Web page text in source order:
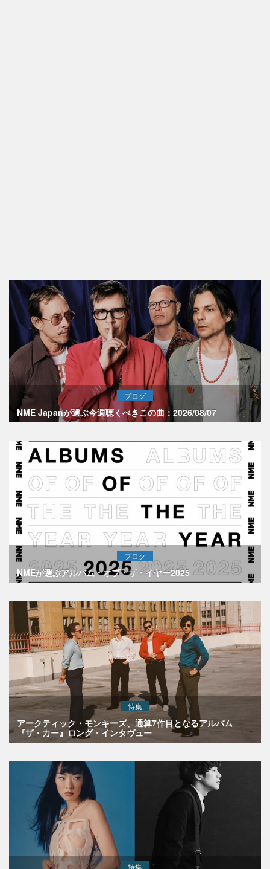
ブログ
NME Japanが選ぶ今週聴くべきこの曲：2026/08/07
ブログ
NMEが選ぶアルバム・オブ・ザ・イヤー2025
特集
アークティック・モンキーズ、通算7作目となるアルバム
『ザ・カー』ロング・インタヴュー
特集